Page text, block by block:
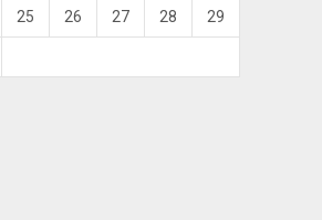
25 26 27 28 29